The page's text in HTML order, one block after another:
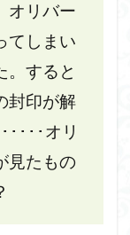
オリバー
てしまい
。すると
封印が解
････オリ
見たもの